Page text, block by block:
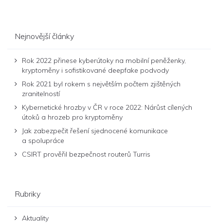
Nejnovější články
Rok 2022 přinese kyberútoky na mobilní peněženky,
kryptoměny i sofistikované deepfake podvody
Rok 2021 byl rokem s největším počtem zjištěných
zranitelností
Kybernetické hrozby v ČR v roce 2022: Nárůst cílených
útoků a hrozeb pro kryptoměny
Jak zabezpečit řešení sjednocené komunikace
a spolupráce
CSIRT prověřil bezpečnost routerů Turris
Rubriky
Aktuality